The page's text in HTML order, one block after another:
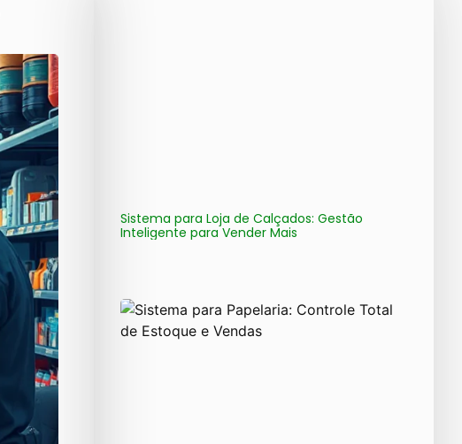
Sistema para Loja de Calçados: Gestão
Inteligente para Vender Mais